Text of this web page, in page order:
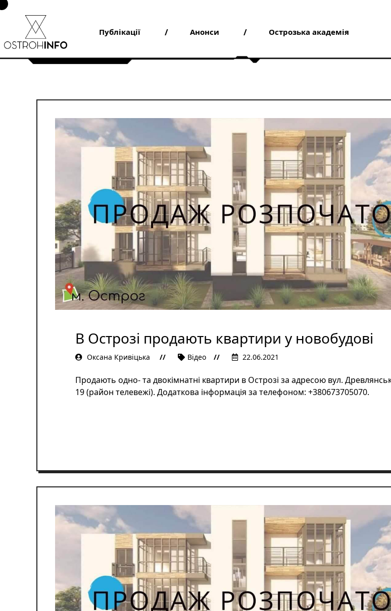
Skip
content
Публікації Анонси Острозька академія
В Острозі продають квартири у новобудові
Оксана Кривіцька Відеo 22.06.2021
Продають одно- та двокімнатні квартири в Острозі за адресою вул.
19 (район телевежі). Додаткова інформація за телефоном: +380673705070.